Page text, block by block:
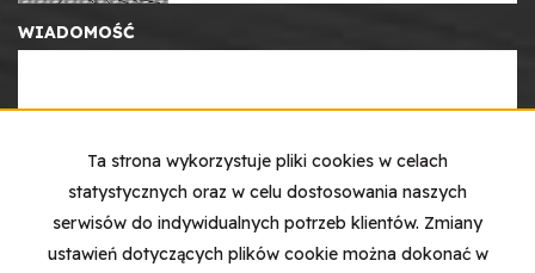
WIADOMOŚĆ
WYRAŻAM ZGODĘ NA PRZETWARZANIE PODANYCH
PRZEZE MNIE DANYCH OSOBOWYCH.
ADMINISTRATOREM DANYCH JEST CENTRUM
Ta strona wykorzystuje pliki cookies w celach
statystycznych oraz w celu dostosowania naszych
serwisów do indywidualnych potrzeb klientów. Zmiany
ustawień dotyczących plików cookie można dokonać w